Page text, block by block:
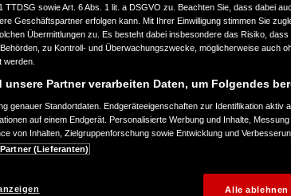
TTDSG sowie Art. 6 Abs. 1 lit. a DSGVO zu. Beachten Sie, dass dabei
Geschäftspartner erfolgen kann. Mit Ihrer Einwilligung stimmen Sie
Übermittlungen zu. Es besteht dabei insbesondere das Risiko,
zu Kontroll- und Überwachungszwecke, möglicherweise auch
werden.
unsere Partner verarbeiten Daten, um Folgendes
genauer Standortdaten. Endgeräteeigenschaften zur Identifikation aktiv
auf einem Endgerät. Personalisierte Werbung und Inhalte,
von Inhalten, Zielgruppenforschung sowie Entwicklung und
(Lieferanten)
Alle ablehnen